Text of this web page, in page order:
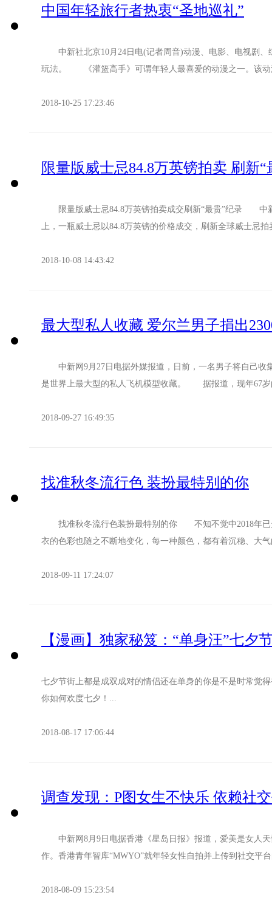
中国年轻旅行者热衷“圣地巡礼”
中新社北京10月24日电(记者周音)动漫、电影、电视剧、
玩法。 《灌篮高手》可谓年轻人最喜爱的动漫之一。该
2018-10-25 17:23:46
限量版威士忌84.8万英镑拍卖 刷新“
限量版威士忌84.8万英镑拍卖成交刷新“最贵”纪录 中新
上，一瓶威士忌以84.8万英镑的价格成交，刷新全球威士忌
2018-10-08 14:43:42
最大型私人收藏 爱尔兰男子捐出
中新网9月27日电据外媒报道，日前，一名男子将自己收
是世界上最大型的私人飞机模型收藏。 据报道，现年67岁
2018-09-27 16:49:35
找准秋冬流行色 装扮最特别的你
找准秋冬流行色装扮最特别的你 不知不觉中2018年已
衣的色彩也随之不断地变化，每一种颜色，都有着沉稳、大
2018-09-11 17:24:07
【漫画】独家秘笈：“单身汪”七夕
七夕节街上都是成双成对的情侣还在单身的你是不是时常觉
你如何欢度七夕！...
2018-08-17 17:06:44
调查发现：P图女生不快乐 依赖社
中新网8月9日电据香港《星岛日报》报道，爱美是女人天
作。香港青年智库“MWYO”就年轻女性自拍并上传到社交平
2018-08-09 15:23:54